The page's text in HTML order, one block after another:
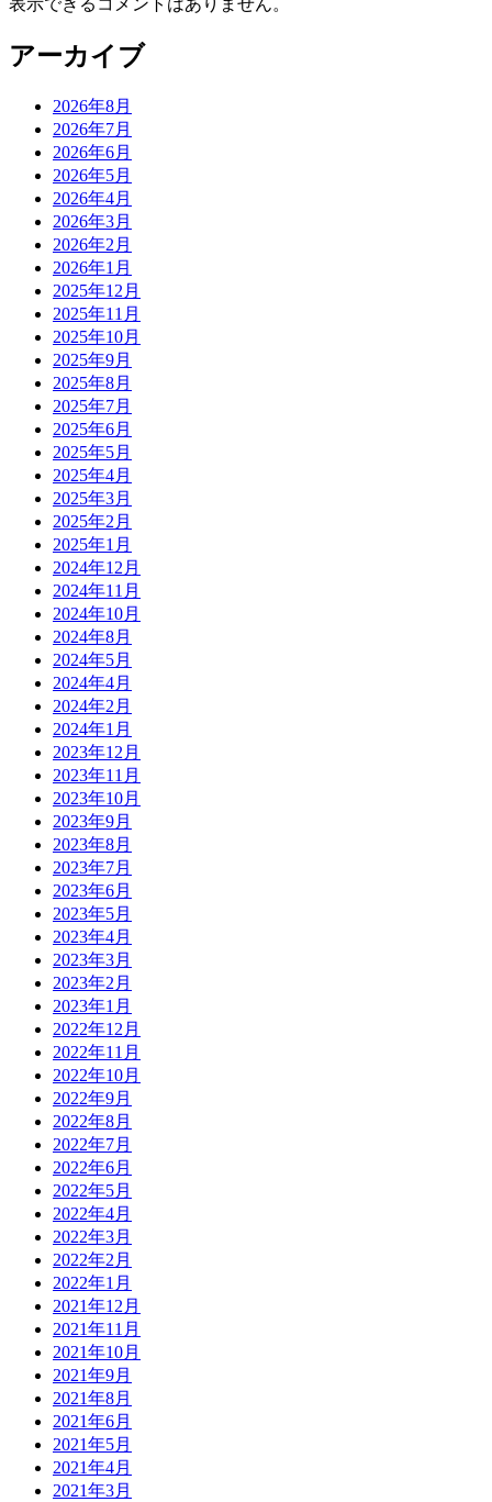
表示できるコメントはありません。
アーカイブ
2026年8月
2026年7月
2026年6月
2026年5月
2026年4月
2026年3月
2026年2月
2026年1月
2025年12月
2025年11月
2025年10月
2025年9月
2025年8月
2025年7月
2025年6月
2025年5月
2025年4月
2025年3月
2025年2月
2025年1月
2024年12月
2024年11月
2024年10月
2024年8月
2024年5月
2024年4月
2024年2月
2024年1月
2023年12月
2023年11月
2023年10月
2023年9月
2023年8月
2023年7月
2023年6月
2023年5月
2023年4月
2023年3月
2023年2月
2023年1月
2022年12月
2022年11月
2022年10月
2022年9月
2022年8月
2022年7月
2022年6月
2022年5月
2022年4月
2022年3月
2022年2月
2022年1月
2021年12月
2021年11月
2021年10月
2021年9月
2021年8月
2021年6月
2021年5月
2021年4月
2021年3月